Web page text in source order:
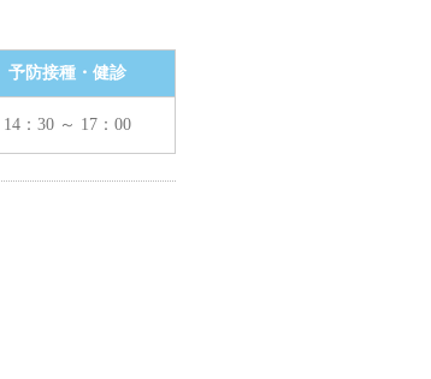
予防接種・健診
14：30 ～ 17：00